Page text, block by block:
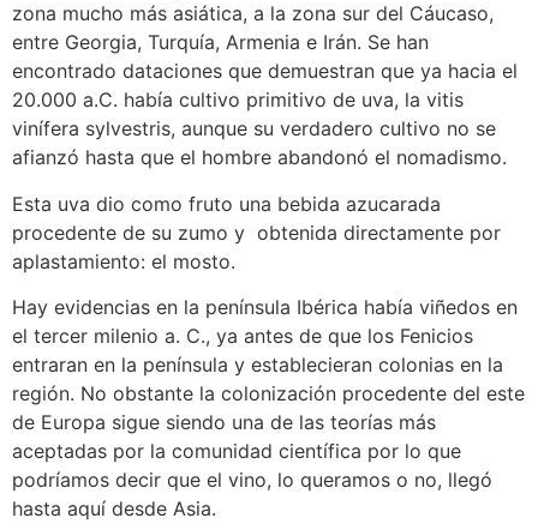
zona mucho más asiática, a la zona sur del Cáucaso,
entre Georgia, Turquía, Armenia e Irán. Se han
encontrado dataciones que demuestran que ya hacia el
20.000 a.C. había cultivo primitivo de uva, la vitis
vinífera sylvestris, aunque su verdadero cultivo no se
afianzó hasta que el hombre abandonó el nomadismo.
Esta uva dio como fruto una bebida azucarada
procedente de su zumo y obtenida directamente por
aplastamiento: el mosto.
Hay evidencias en la península Ibérica había viñedos en
el tercer milenio a. C., ya antes de que los Fenicios
entraran en la península y establecieran colonias en la
región. No obstante la colonización procedente del este
de Europa sigue siendo una de las teorías más
aceptadas por la comunidad científica por lo que
podríamos decir que el vino, lo queramos o no, llegó
hasta aquí desde Asia.